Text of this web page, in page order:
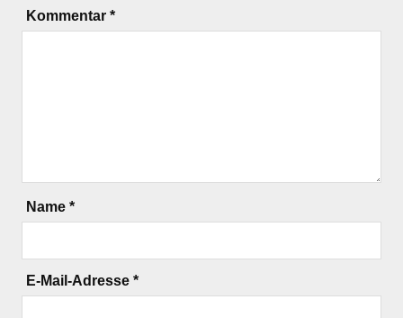
Kommentar *
Name *
E-Mail-Adresse *